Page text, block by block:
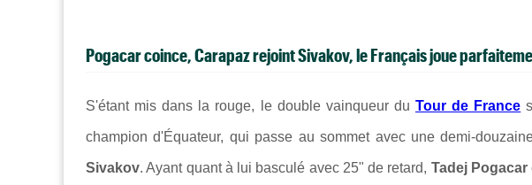
Pogacar coince, Carapaz rejoint Sivakov, le Français joue
S'étant mis dans la rouge, le double vainqueur du Tour de France
champion d'Équateur, qui passe au sommet avec une demi-
Sivakov. Ayant quant à lui basculé avec 25" de retard, Tadej Pogacar